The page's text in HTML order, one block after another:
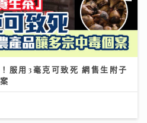
服用3毫克可致死 網售生附子